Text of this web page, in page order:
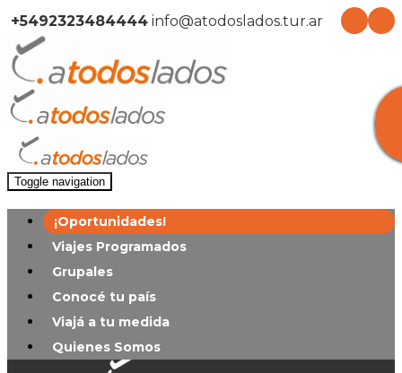
+5492323484444 info@atodoslados.tur.ar
Toggle navigation
¡Oportunidades!
Viajes Programados
Grupales
Conocé tu país
Viajá a tu medida
Quienes Somos